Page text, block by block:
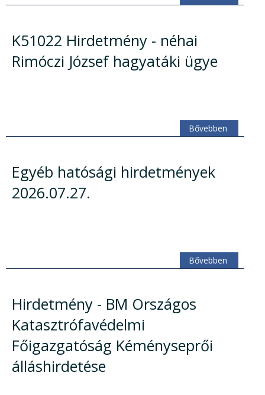
K51022 Hirdetmény - néhai
Rimóczi József hagyatáki ügye
Bővebben
Egyéb hatósági hirdetmények
2026.07.27.
Bővebben
Hirdetmény - BM Országos
Katasztrófavédelmi
Főigazgatóság Kéményseprői
álláshirdetése